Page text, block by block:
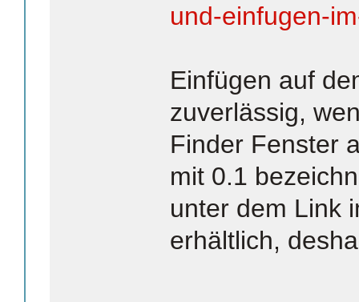
und-einfugen-
Einfügen auf
zuverlässig,
Finder Fenster
mit 0.1
unter dem Link
erhältlich,